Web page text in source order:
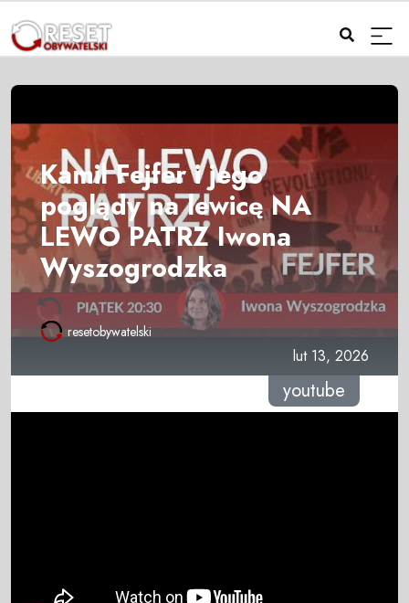
Kamil Fejfer i jego
poglądy na lewicę NA
LEWO PATRZ Iwona
Wyszogrodzka
resetobywatelski
lut 13, 2026
youtube